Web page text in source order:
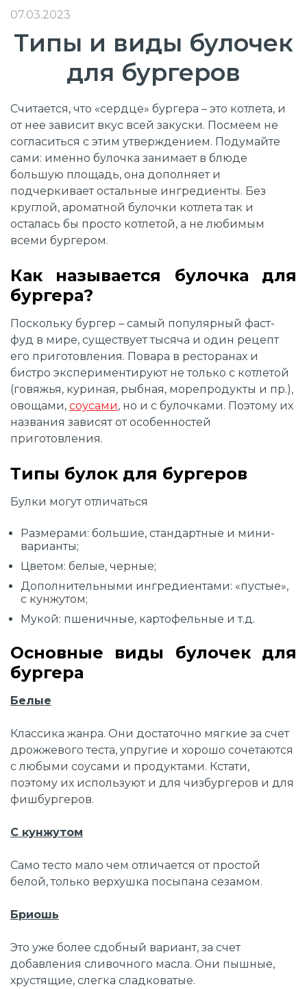
07.03.2023
Типы и виды булочек
для бургеров
Считается, что «сердце» бургера – это котлета, и
от нее зависит вкус всей закуски. Посмеем не
согласиться с этим утверждением. Подумайте
сами: именно булочка занимает в блюде
большую площадь, она дополняет и
подчеркивает остальные ингредиенты. Без
круглой, ароматной булочки котлета так и
осталась бы просто котлетой, а не любимым
всеми бургером.
Как называется булочка для
бургера?
Поскольку бургер – самый популярный фаст-
фуд в мире, существует тысяча и один рецепт
его приготовления. Повара в ресторанах и
бистро экспериментируют не только с котлетой
(говяжья, куриная, рыбная, морепродукты и пр.),
овощами, соусами, но и с булочками. Поэтому их
названия зависят от особенностей
приготовления.
Типы булок для бургеров
Булки могут отличаться
Размерами: большие, стандартные и мини-
варианты;
Цветом: белые, черные;
Дополнительными ингредиентами: «пустые»,
с кунжутом;
Мукой: пшеничные, картофельные и т.д.
Основные виды булочек для
бургера
Белые
Классика жанра. Они достаточно мягкие за счет
дрожжевого теста, упругие и хорошо сочетаются
с любыми соусами и продуктами. Кстати,
поэтому их используют и для чизбургеров и для
фишбургеров.
С кунжутом
Само тесто мало чем отличается от простой
белой, только верхушка посыпана сезамом.
Бриошь
Это уже более сдобный вариант, за счет
добавления сливочного масла. Они пышные,
хрустящие, слегка сладковатые.